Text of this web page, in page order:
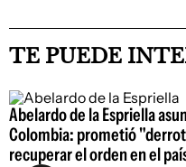
TE PUEDE
Abelardo de la Espriella
Colombia: prometió
recuperar el orden en el